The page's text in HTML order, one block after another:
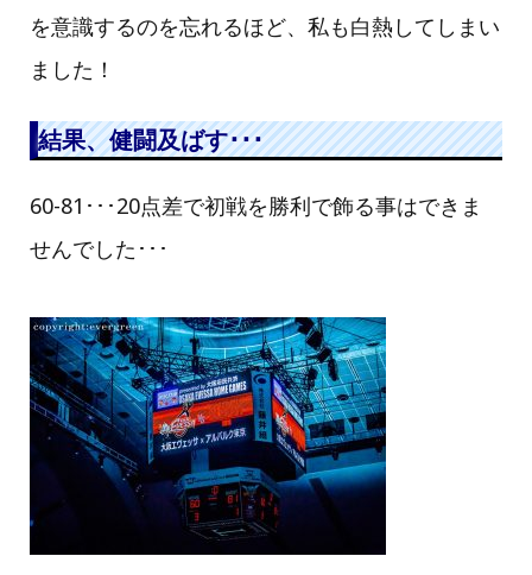
を意識するのを忘れるほど、私も白熱してしまい
ました！
結果、健闘及ばす･･･
60-81･･･20点差で初戦を勝利で飾る事はできま
せんでした･･･